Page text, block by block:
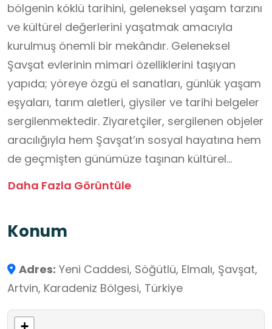
bölgenin köklü tarihini, geleneksel yaşam tarzını
ve kültürel değerlerini yaşatmak amacıyla
kurulmuş önemli bir mekândır. Geleneksel
Şavşat evlerinin mimari özelliklerini taşıyan
yapıda; yöreye özgü el sanatları, günlük yaşam
eşyaları, tarım aletleri, giysiler ve tarihi belgeler
sergilenmektedir. Ziyaretçiler, sergilenen objeler
aracılığıyla hem Şavşat’ın sosyal hayatına hem
de geçmişten günümüze taşınan kültürel
mirasına tanıklık eder. Kültür Evi, yalnızca
düzenlendiği bir merkezdir. Bu yönüyle hem
ve farkındalık mekânı niteliği taşır. Bölgeye
gelen turistler için otantik bir deneyim sunarken
yeni nesillere de kendi kültürlerini tanıma ve
Daha Fazla Görüntüle
Konum
Adres: Yeni Caddesi, Söğütlü, Elmalı, Şavşat,
Artvin, Karadeniz Bölgesi, Türkiye